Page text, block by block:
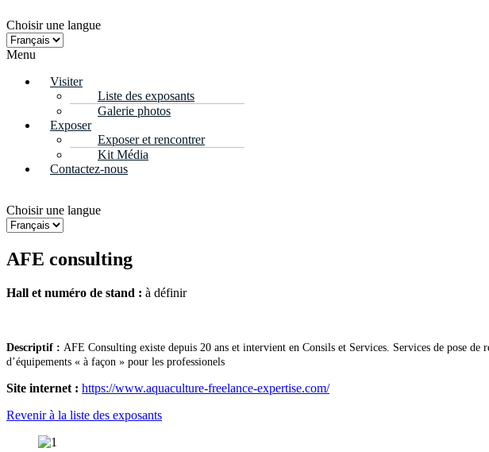
Choisir une langue
Menu
Visiter
Liste des exposants
Galerie photos
Exposer
Exposer et rencontrer
Kit Média
Contactez-nous
Choisir une langue
AFE consulting
Hall et numéro de stand : à définir
Descriptif : AFE Consulting existe depuis 20 ans et intervient en Consils et Services. Services de pose
d’équipements « à façon » pour les professionels
Site internet : https://www.aquaculture-freelance-expertise.com/
Revenir à la liste des exposants